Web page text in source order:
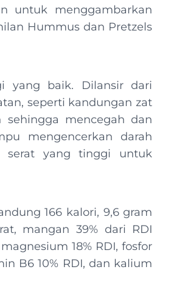
untuk menggambarkan
Hummus dan Pretzels
yang baik. Dilansir dari
seperti kandungan zat
mencegah dan
mengencerkan darah
serat yang tinggi untuk
166 kalori, 9,6 gram
mangan 39% dari RDI
18% RDI, fosfor
B6 10% RDI, dan kalium